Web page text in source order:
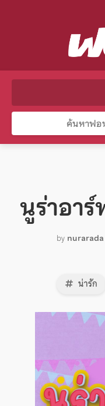
นูร่าอา
by nurarada
น่ารัก